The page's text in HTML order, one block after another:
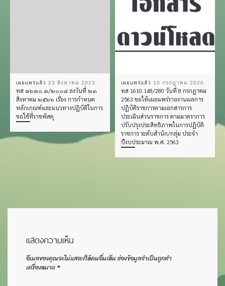
เผยแพร่แล้ว 23 สิงหาคม 2023
ทส ๑๖๑๐.๑/๒๐๐๘ ลงวันที่ ๒๓
สิงหาคม ๒๕๖๖ เรื่อง การกำหนด
หลักเกณฑ์และแนวทางปฏิบัติในการ
ขอใช้ที่ราชพัสดุ
เผยแพร่แล้ว 10 กรกฎาคม 2020
ทส 1610.148/280 วันที่ 8 กรกฎาคม
2563 ขอให้เผยแพร่รายงานผลการ
ปฏิบัติราชการตามเอกสารการ
ประเมินส่วนราชการ ตามมาตราการ
ปรับปรุงประสิทธิภาพในการปฏิบัติ
ราชการ ระดับสำนัก/กลุ่ม ประจำ
ปีงบประมาณ พ.ศ. 2563
แสดงความเห็น
อีเมลของคุณจะไม่แสดงให้คนอื่นเห็นช่องข้อมูลจำเป็นถูกทำ
เครื่องหมาย*